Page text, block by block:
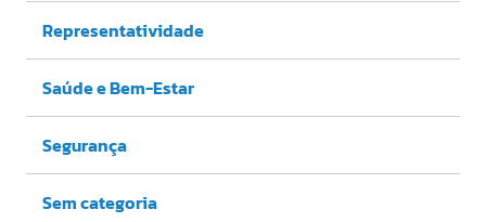
Representatividade
Saúde e Bem-Estar
Segurança
Sem categoria